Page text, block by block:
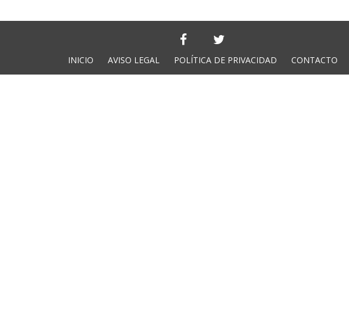
INICIO AVISO LEGAL POLÍTICA DE PRIVACIDAD CONTACTO